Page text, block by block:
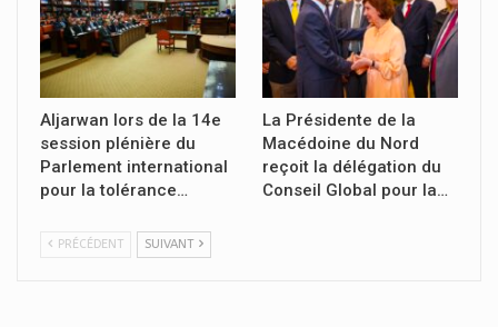
Aljarwan lors de la 14e
session plénière du
Parlement international
pour la tolérance…
La Présidente de la
Macédoine du Nord
reçoit la délégation du
Conseil Global pour la…
PRÉCÉDENT SUIVANT